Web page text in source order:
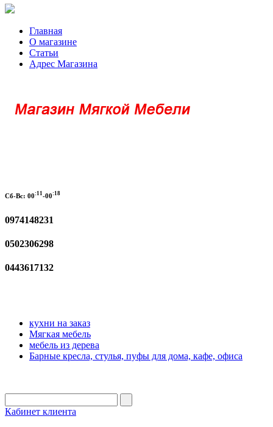
Главная
О магазине
Статьи
Адрес Магазина
Сб-Вс: 00:11 -00:18
0974148231
0502306298
0443617132
кухни на заказ
Мягкая мебель
мебель из дерева
Барные кресла, стулья, пуфы для дома, кафе, офиса
Кабинет клиента